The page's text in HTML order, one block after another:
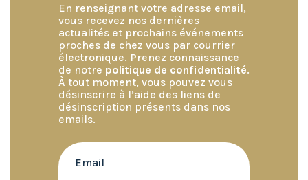
En renseignant votre adresse email,
vous recevez nos dernières
actualités et prochains événements
proches de chez vous par courrier
électronique. Prenez connaissance
de notre politique de confidentialité.
À tout moment, vous pouvez vous
désinscrire à l’aide des liens de
désinscription présents dans nos
emails.